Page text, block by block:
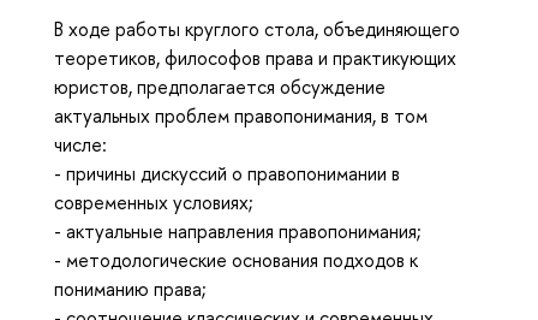
В ходе работы круглого стола, объединяющего
теоретиков, философов права и практикующих
юристов, предполагается обсуждение
актуальных проблем правопонимания, в том
числе:
- причины дискуссий о правопонимании в
современных условиях;
- актуальные направления правопонимания;
- методологические основания подходов к
пониманию права;